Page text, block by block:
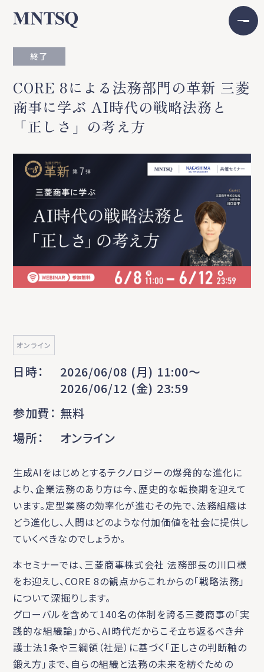
終了
CORE 8による法務部門の革新 三菱
商事に学ぶ AI時代の戦略法務と
「正しさ」の考え方
オンライン
日時
2026/06/08 (月) 11:00〜
2026/06/12 (金) 23:59
参加費
無料
場所
オンライン
生成AIをはじめとするテクノロジーの爆発的な進化に
より、企業法務のあり方は今、歴史的な転換期を迎えて
います。定型業務の効率化が進むその先で、法務組織は
どう進化し、人間はどのような付加価値を社会に提供し
ていくべきなのでしょうか。
本セミナーでは、三菱商事株式会社 法務部長の川口様
をお迎えし、CORE 8の観点からこれからの「戦略法務」
について深掘りします。
グローバルを含めて140名の体制を誇る三菱商事の「実
践的な組織論」から、AI時代だからこそ立ち返るべき弁
護士法1条や三綱領（社是）に基づく「正しさの判断軸の
鍛え方」まで、自らの組織と法務の未来を紡ぐための